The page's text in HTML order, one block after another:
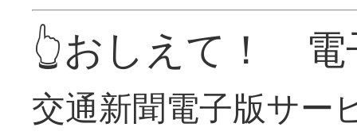
👆おしえて！ 電
交通新聞電子版サー